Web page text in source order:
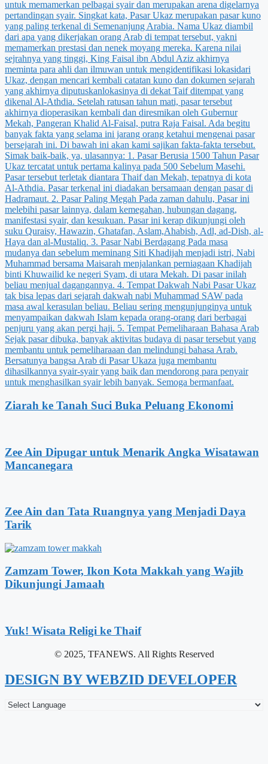
Ziarah ke Tanah Suci Buka Peluang Ekonomi
Zee Ain Dipugar untuk Menarik Angka Wisatawan
Mancanegara
Zee Ain dan Tata Ruangnya yang Menjadi Daya
Tarik
Zamzam Tower, Ikon Kota Makkah yang Wajib
Dikunjungi Jamaah
Yuk! Wisata Religi ke Thaif
© 2025, TFANEWS. All Rights Reserved
DESIGN BY WEBZID DEVELOPER